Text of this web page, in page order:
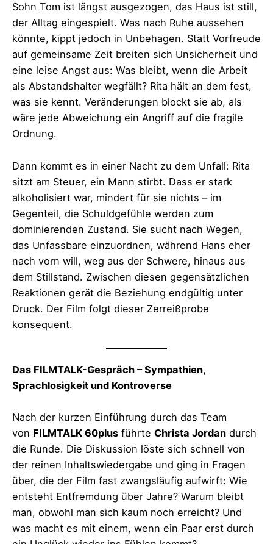
Sohn Tom ist längst ausgezogen, das Haus ist still,
der Alltag eingespielt. Was nach Ruhe aussehen
könnte, kippt jedoch in Unbehagen. Statt Vorfreude
auf gemeinsame Zeit breiten sich Unsicherheit und
eine leise Angst aus: Was bleibt, wenn die Arbeit
als Abstandshalter wegfällt? Rita hält an dem fest,
was sie kennt. Veränderungen blockt sie ab, als
wäre jede Abweichung ein Angriff auf die fragile
Ordnung.
Dann kommt es in einer Nacht zu dem Unfall: Rita
sitzt am Steuer, ein Mann stirbt. Dass er stark
alkoholisiert war, mindert für sie nichts – im
Gegenteil, die Schuldgefühle werden zum
dominierenden Zustand. Sie sucht nach Wegen,
das Unfassbare einzuordnen, während Hans eher
nach vorn will, weg aus der Schwere, hinaus aus
dem Stillstand. Zwischen diesen gegensätzlichen
Reaktionen gerät die Beziehung endgültig unter
Druck. Der Film folgt dieser Zerreißprobe
konsequent.
Das FILMTALK-Gespräch – Sympathien,
Sprachlosigkeit und Kontroverse
Nach der kurzen Einführung durch das Team
von FILMTALK 60plus führte Christa Jordan durch
die Runde. Die Diskussion löste sich schnell von
der reinen Inhaltswiedergabe und ging in Fragen
über, die der Film fast zwangsläufig aufwirft: Wie
entsteht Entfremdung über Jahre? Warum bleibt
man, obwohl man sich kaum noch erreicht? Und
was macht es mit einem, wenn ein Paar erst durch